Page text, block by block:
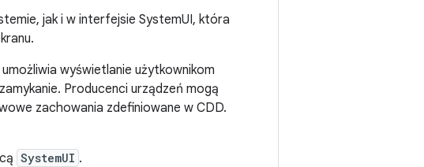
jak i w interfejsie SystemUI, która
wyświetlanie użytkownikom
Producenci urządzeń mogą
zachowania zdefiniowane w CDD.
SystemUI .